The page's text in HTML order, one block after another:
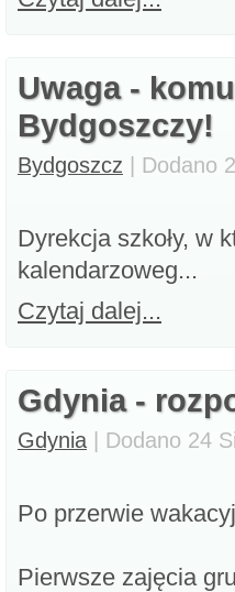
Uwaga -
Bydgoszczy!
Bydgoszcz | Dodano
Dyrekcja szkoły, w
kalendarzoweg...
Czytaj dalej...
Gdynia -
Gdynia | Dodano 24
Po przerwie
Pierwsze zajęcia